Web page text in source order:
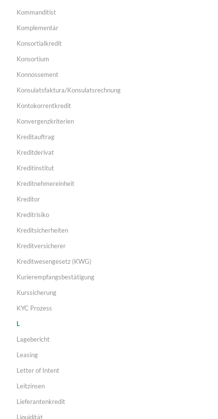
Kommanditist
Komplementär
Konsortialkredit
Konsortium
Konnossement
Konsulatsfaktura/Konsulatsrechnung
Kontokorrentkredit
Konvergenzkriterien
Kreditauftrag
Kreditderivat
Kreditinstitut
Kreditnehmereinheit
Kreditor
Kreditrisiko
Kreditsicherheiten
Kreditversicherer
Kreditwesengesetz (KWG)
Kurierempfangsbestätigung
Kurssicherung
KYC Prozess
L
Lagebericht
Leasing
Letter of Intent
Leitzinsen
Lieferantenkredit
Liquidität